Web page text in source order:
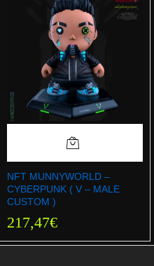
NFT MUNNYWORLD –
CYBERPUNK ( V – MALE
CUSTOM )
217,47€